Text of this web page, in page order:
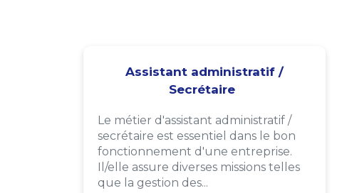
Assistant administratif /
Secrétaire
Le métier d'assistant administratif /
secrétaire est essentiel dans le bon
fonctionnement d'une entreprise.
Il/elle assure diverses missions telles
que la gestion des...